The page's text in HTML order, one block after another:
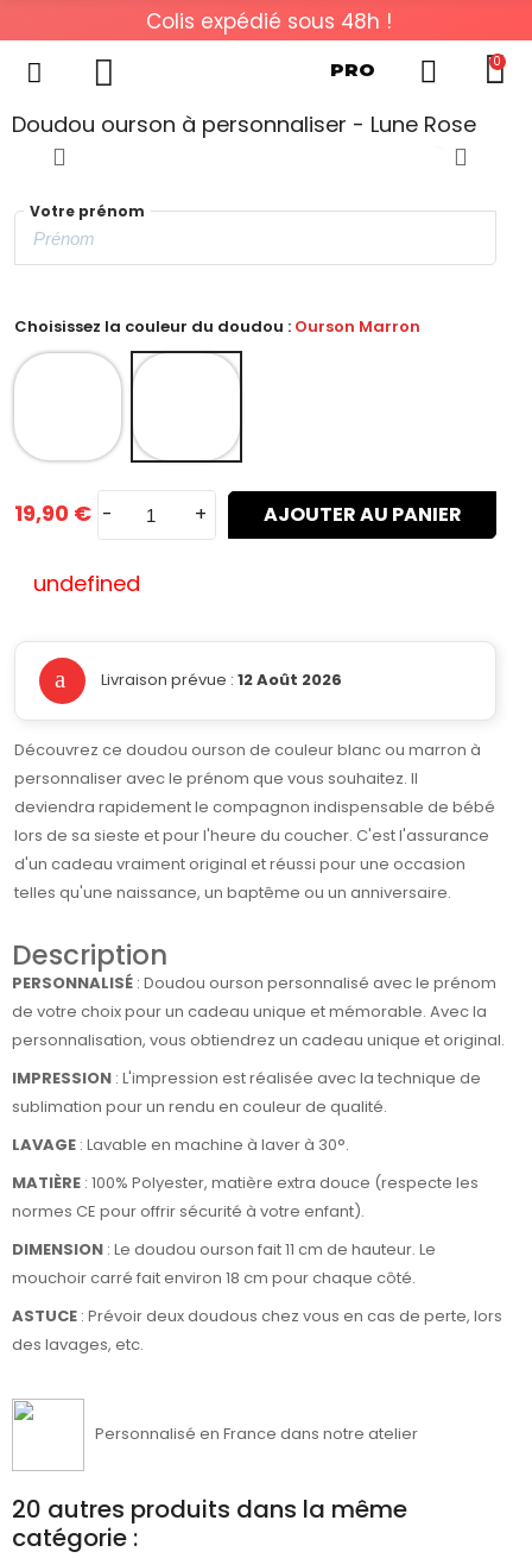
Colis expédié sous 48h !
PRO 0
Doudou ourson à personnaliser - Lune Rose
Votre prénom
Choisissez la couleur du doudou : Ourson Marron
19,90 € - + AJOUTER AU PANIER
undefined
Livraison prévue : 12 Août 2026
Découvrez ce doudou ourson de couleur blanc ou marron à
personnaliser avec le prénom que vous souhaitez. Il
deviendra rapidement le compagnon indispensable de bébé
lors de sa sieste et pour l'heure du coucher. C'est l'assurance
d'un cadeau vraiment original et réussi pour une occasion
telles qu'une naissance, un baptême ou un anniversaire.
Description
PERSONNALISÉ : Doudou ourson personnalisé avec le prénom
de votre choix pour un cadeau unique et mémorable. Avec la
personnalisation, vous obtiendrez un cadeau unique et original.
IMPRESSION : L'impression est réalisée avec la technique de
sublimation pour un rendu en couleur de qualité.
LAVAGE : Lavable en machine à laver à 30°.
MATIÈRE : 100% Polyester, matière extra douce (respecte les
normes CE pour offrir sécurité à votre enfant).
DIMENSION : Le doudou ourson fait 11 cm de hauteur. Le
mouchoir carré fait environ 18 cm pour chaque côté.
ASTUCE : Prévoir deux doudous chez vous en cas de perte, lors
des lavages, etc.
Personnalisé en France dans notre atelier
20 autres produits dans la même
catégorie :